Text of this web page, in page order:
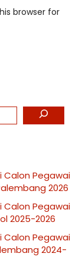
browser for
Calon Pegawai
2026
Calon Pegawai
2025-2026
Calon Pegawai
2024-